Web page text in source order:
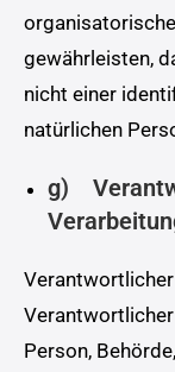
gewährleisten,
nicht einer
natürlichen
g)
Person,